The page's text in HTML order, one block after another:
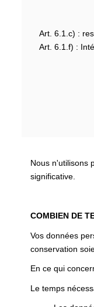
Art. 6.1.c) :
Art. 6.1.f) :
Nous n'utilisons
significative.
COMBIEN DE
Vos données
conservation
En ce qui
Le temps